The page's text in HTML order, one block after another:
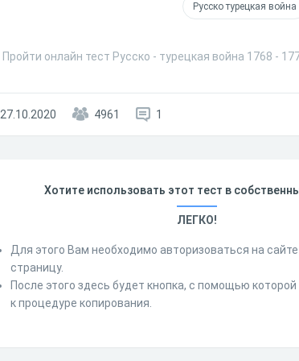
Русско турецкая война
Пройти онлайн тест Русско - турецкая война 1768 -
27.10.2020 4961 1
Хотите использовать этот тест в
ЛЕГКО!
Для этого Вам необходимо авторизоваться на
страницу.
После этого здесь будет кнопка, с помощью
к процедуре копирования.